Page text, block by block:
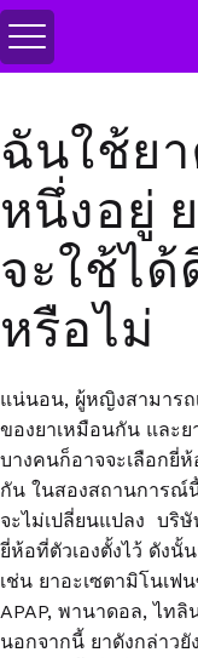
สลับ
เมนู
ฉันใช้ย
หนึ่งอยู่
จะใช้ไ
หรือไม่
แน่นอน, ผู้หญิงสามารถ
ของยาเหมือนกัน และ
บางคนก็อาจจะเลือกยี่
กัน ในสองสถานการณ์
จะไม่เปลี่ยนแปลง บริ
ยี่ห้อที่ตัวเองตั้งไว้ ดังนั้
เช่น ยาอะเซตามิโนเฟ
APAP, พานาดอล, ไท
นอกจากนี้ ยาดังกล่าว